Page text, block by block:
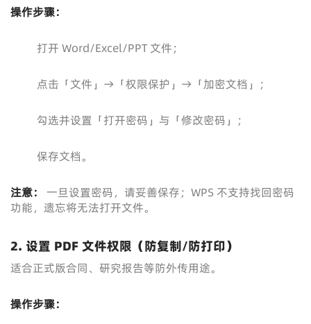
操作步骤：
打开 Word/Excel/PPT 文件；
点击「文件」→「权限保护」→「加密文档」；
勾选并设置「打开密码」与「修改密码」；
保存文档。
注意：
一旦设置密码，请妥善保存；WPS 不支持找回密码
功能，遗忘将无法打开文件。
2. 设置 PDF 文件权限（防复制/防打印）
适合正式版合同、研究报告等防外传用途。
操作步骤：